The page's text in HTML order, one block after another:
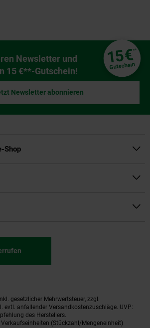
Newsletter und
15 €**-Gutschein!
15€**
Gutschein
Newsletter abonnieren
Shop
gesetzlicher Mehrwertsteuer, zzgl.
evtl. anfallender Versandkostenzuschläge. UVP:
des Herstellers.
(Stückzahl/Mengeneinheit)